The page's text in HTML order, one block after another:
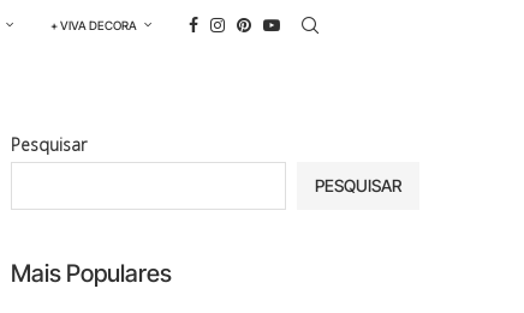
+ VIVA DECORA
Pesquisar
PESQUISAR
Mais Populares